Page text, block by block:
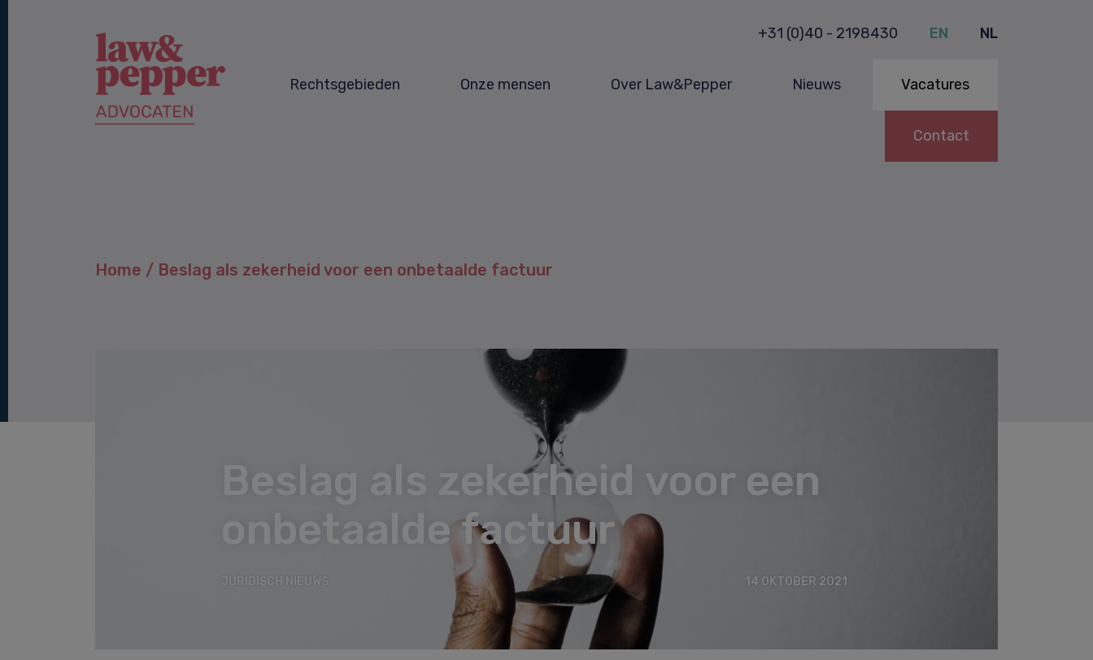
+31 (0)40 - 2198430 EN NL
Rechtsgebieden Onze mensen Over Law&Pepper Nieuws Vacatures
Contact
Home / Beslag als zekerheid voor een onbetaalde factuur
Beslag als zekerheid voor een
onbetaalde factuur
JURIDISCH NIEUWS 14 OKTOBER 2021